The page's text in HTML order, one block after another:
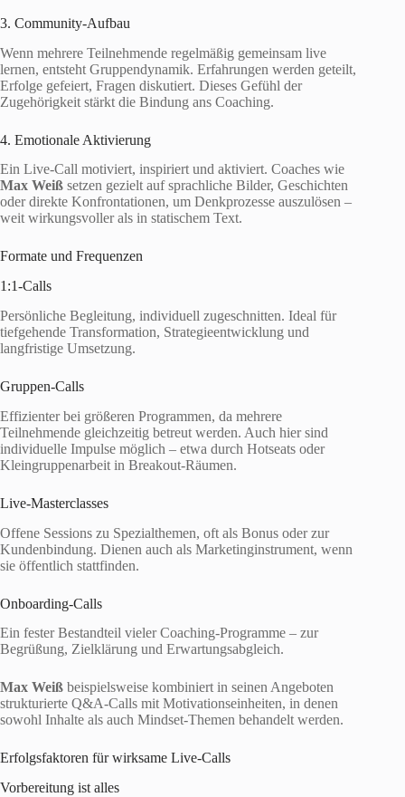
3. Community-Aufbau
Wenn mehrere Teilnehmende regelmäßig gemeinsam live
lernen, entsteht Gruppendynamik. Erfahrungen werden geteilt,
Erfolge gefeiert, Fragen diskutiert. Dieses Gefühl der
Zugehörigkeit stärkt die Bindung ans Coaching.
4. Emotionale Aktivierung
Ein Live-Call motiviert, inspiriert und aktiviert. Coaches wie
Max Weiß setzen gezielt auf sprachliche Bilder, Geschichten
oder direkte Konfrontationen, um Denkprozesse auszulösen –
weit wirkungsvoller als in statischem Text.
Formate und Frequenzen
1:1‑Calls
Persönliche Begleitung, individuell zugeschnitten. Ideal für
tiefgehende Transformation, Strategieentwicklung und
langfristige Umsetzung.
Gruppen-Calls
Effizienter bei größeren Programmen, da mehrere
Teilnehmende gleichzeitig betreut werden. Auch hier sind
individuelle Impulse möglich – etwa durch Hotseats oder
Kleingruppenarbeit in Breakout-Räumen.
Live-Masterclasses
Offene Sessions zu Spezialthemen, oft als Bonus oder zur
Kundenbindung. Dienen auch als Marketinginstrument, wenn
sie öffentlich stattfinden.
Onboarding-Calls
Ein fester Bestandteil vieler Coaching-Programme – zur
Begrüßung, Zielklärung und Erwartungsabgleich.
Max Weiß beispielsweise kombiniert in seinen Angeboten
strukturierte Q&A-Calls mit Motivationseinheiten, in denen
sowohl Inhalte als auch Mindset-Themen behandelt werden.
Erfolgsfaktoren für wirksame Live-Calls
Vorbereitung ist alles